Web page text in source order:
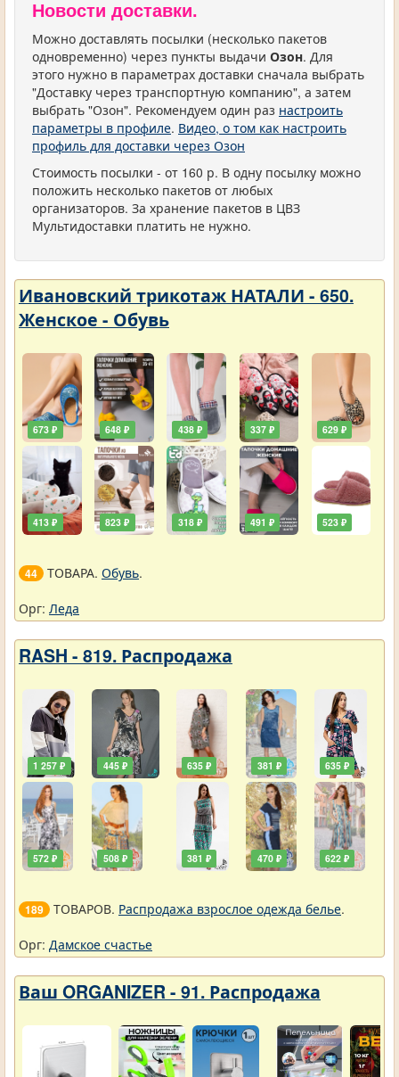
Новости доставки.
Можно доставлять посылки (несколько пакетов
одновременно) через пункты выдачи Озон. Для
этого нужно в параметрах доставки сначала выбрать
"Доставку через транспортную компанию", а затем
выбрать "Озон". Рекомендуем один раз настроить
параметры в профиле. Видео, о том как настроить
профиль для доставки через Озон
Стоимость посылки - от 160 р. В одну посылку можно
положить несколько пакетов от любых
организаторов. За хранение пакетов в ЦВЗ
Мультидоставки платить не нужно.
Ивановский трикотаж НАТАЛИ - 650.
Женское - Обувь
673 ₽
413 ₽
648 ₽
823 ₽
438 ₽
318 ₽
337 ₽
491 ₽
629 ₽
523 ₽
44 ТОВАРА. Обувь.
Орг: Леда
RASH - 819. Распродажа
1 257 ₽
572 ₽
445 ₽
508 ₽
635 ₽
381 ₽
381 ₽
470 ₽
635 ₽
622 ₽
189 ТОВАРОВ. Распродажа взрослое одежда белье.
Орг: Дамское счастье
Ваш ORGANIZER - 91. Распродажа